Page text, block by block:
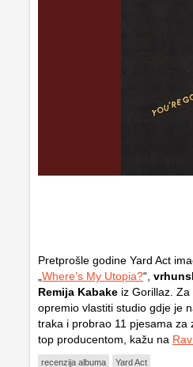
Pretprošle godine Yard Act
Where’s My Utopia?“,
Remija Kabake iz Gorillaz. Za
opremio vlastiti studio gdje je
traka i probrao 11 pjesama za
top producentom, kažu na
recenzija albuma Yard Act